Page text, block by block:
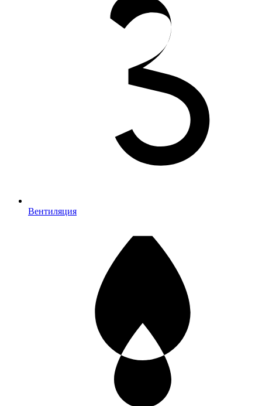
Вентиляция